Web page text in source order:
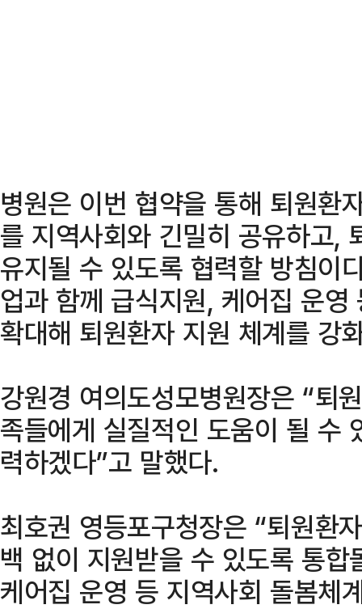
병원은 이번 협약을 통해 퇴원환
를 지역사회와 긴밀히 공유하고,
유지될 수 있도록 협력할 방침이
업과 함께 급식지원, 케어집 운
확대해 퇴원환자 지원 체계를 강
강원경 여의도성모병원장은 “퇴
족들에게 실질적인 도움이 될 수
력하겠다”고 말했다.
최호권 영등포구청장은 “퇴원환
백 없이 지원받을 수 있도록 통
케어집 운영 등 지역사회 돌봄체